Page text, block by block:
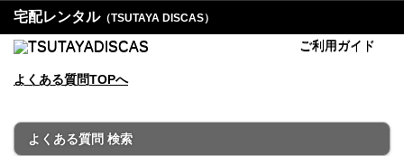
宅配レンタル（TSUTAYA DISCAS）
ご利用ガイド
よくある質問TOPへ
よくある質問 検索